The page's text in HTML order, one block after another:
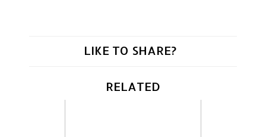
LIKE TO SHARE?
RELATED